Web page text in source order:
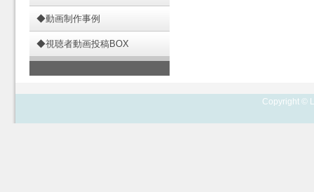
◆動画制作事例
◆視聴者動画投稿BOX
Copyright ©